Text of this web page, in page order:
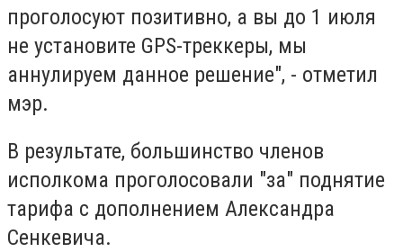
проголосуют позитивно, а вы до 1 июля
не установите GPS-треккеры, мы
аннулируем данное решение", - отметил
мэр.
В результате, большинство членов
исполкома проголосовали "за" поднятие
тарифа с дополнением Александра
Сенкевича.